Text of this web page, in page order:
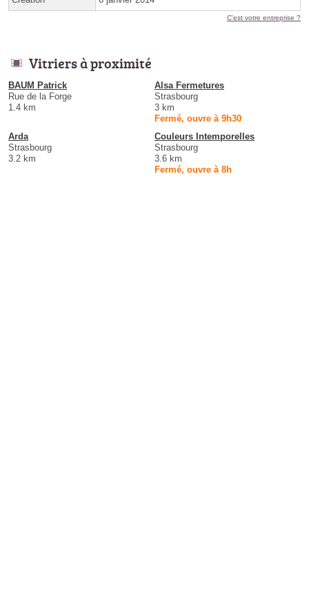
C'est votre entreprise ?
Vitriers à proximité
BAUM Patrick
Rue de la Forge
1.4 km
Alsa Fermetures
Strasbourg
3 km
Fermé, ouvre à 9h30
Arda
Strasbourg
3.2 km
Couleurs Intemporelles
Strasbourg
3.6 km
Fermé, ouvre à 8h